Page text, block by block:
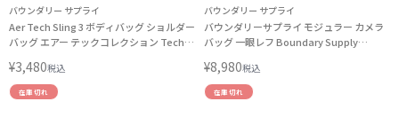
バウンダリー サプライ
Aer Tech Sling 3 ボディバッグ ショルダー
バッグ エアー テックコレクション Tech
¥3,480税込
在庫切れ
バウンダリー サプライ
バウンダリーサプライ モジュラー カメラ
バッグ 一眼レフ Boundary Supply
¥8,980税込
在庫切れ